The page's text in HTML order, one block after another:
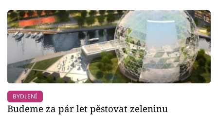
BYDLENÍ
Budeme za pár let pěstovat zeleninu